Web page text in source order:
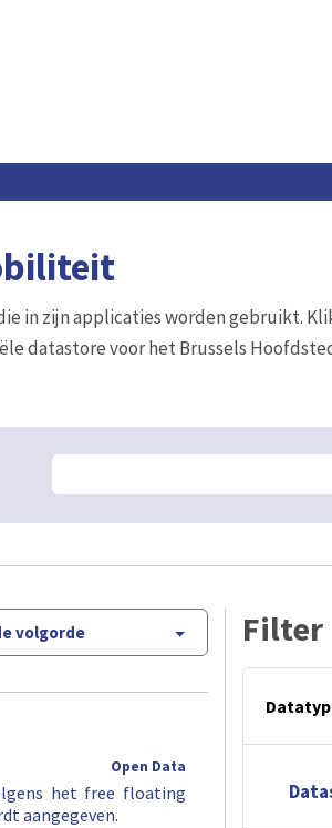
in zijn applicaties worden gebruikt.
datastore voor het Brussels
volgorde
Open Data
het free floating
aangegeven.
Filter